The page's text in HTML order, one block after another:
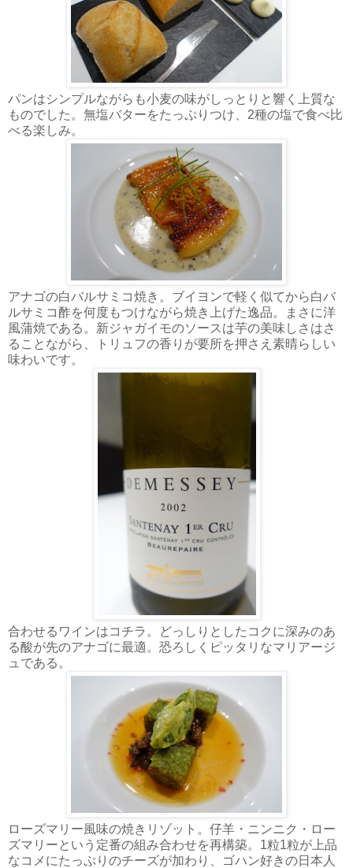
パンはシンプルながらも小麦の味がしっとりと響く上質な
ものでした。無塩バターをたっぷりつけ、2種の塩で食べ比
べる楽しみ。
アナゴの白バルサミコ焼き。ブイヨンで軽く似てから白バ
ルサミコ酢を何度もつけながら焼き上げた逸品。まさに洋
風蒲焼である。新ジャガイモのソースは芋の美味しさはさ
ることながら、トリュフの香りが要所を押さえ素晴らしい
味わいです。
合わせるワインはコチラ。どっしりとしたコクに深みのあ
る酸が先のアナゴに最適。恐ろしくピッタリなマリアージ
ュである。
ローズマリー風味の焼きリゾット。仔羊・ニンニク・ロー
ズマリーという定番の組み合わせを再構築。1粒1粒が上品
なコメにたっぷりのチーズが加わり、ゴハン好きの日本人